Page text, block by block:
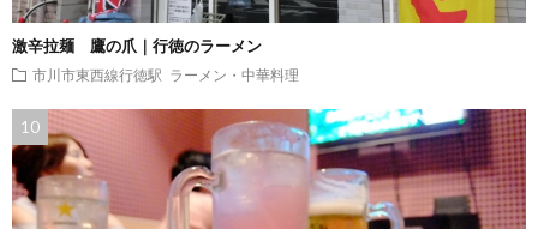
激辛拉麺 鷹の爪｜行徳のラーメン
市川市東西線行徳駅 ラーメン・中華料理